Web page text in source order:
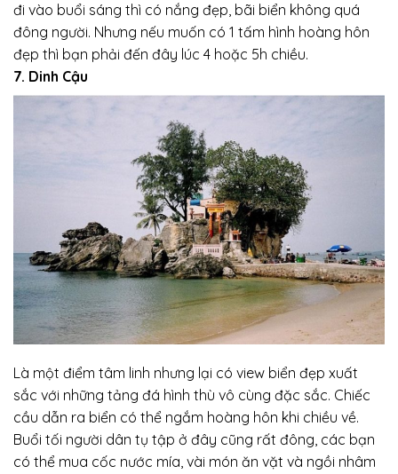
đi vào buổi sáng thì có nắng đẹp, bãi biển không quá
đông người. Nhưng nếu muốn có 1 tấm hình hoàng hôn
đẹp thì bạn phải đến đây lúc 4 hoặc 5h chiều.
7. Dinh Cậu
Là một điểm tâm linh nhưng lại có view biển đẹp xuất
sắc với những tảng đá hình thù vô cùng đặc sắc. Chiếc
cầu dẫn ra biển có thể ngắm hoàng hôn khi chiều về.
Buổi tối người dân tụ tập ở đây cũng rất đông, các bạn
có thể mua cốc nước mía, vài món ăn vặt và ngồi nhâm